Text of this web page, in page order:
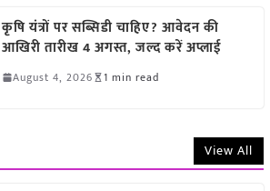
कृषि यंत्रों पर सब्सिडी चाहिए? आवेदन की
आखिरी तारीख 4 अगस्त, जल्द करें अप्लाई
August 4, 2026 1 min read
View All